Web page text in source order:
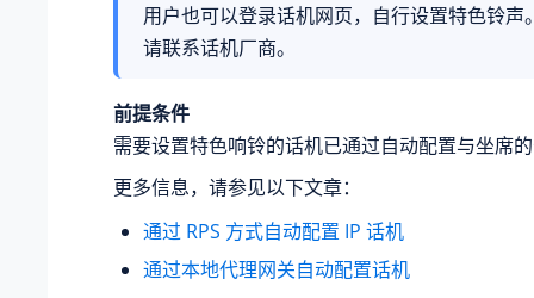
用户也可以登录话机网页，自行设置特色铃声
请联系话机厂商。
前提条件
需要设置特色响铃的话机已通过自动配置与坐席
更多信息，请参见以下文章：
通过 RPS 方式自动配置 IP 话机
通过本地代理网关自动配置话机